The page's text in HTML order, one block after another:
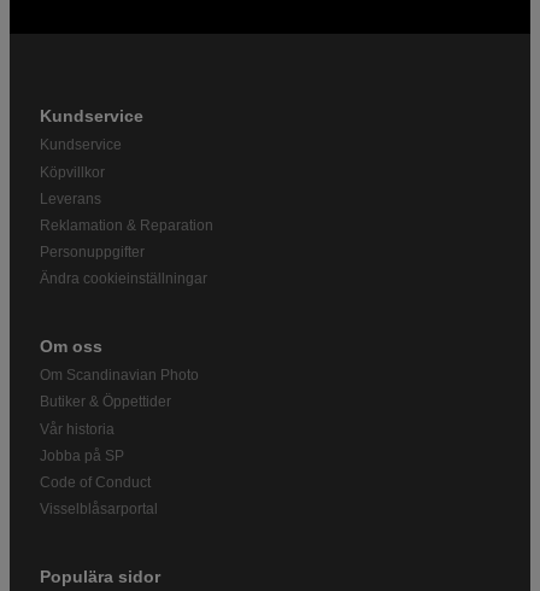
Kundservice
Kundservice
Köpvillkor
Leverans
Reklamation & Reparation
Personuppgifter
Ändra cookieinställningar
Om oss
Om Scandinavian Photo
Butiker & Öppettider
Vår historia
Jobba på SP
Code of Conduct
Visselblåsarportal
Populära sidor